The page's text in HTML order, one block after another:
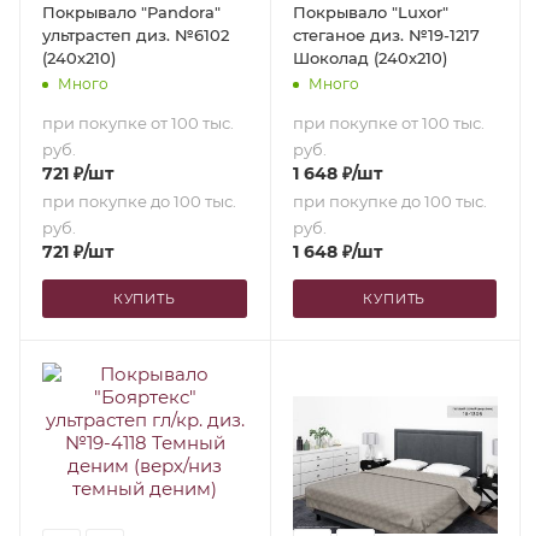
Покрывало "Pandora"
ультрастеп диз. №6102
(240х210)
Много
при покупке от 100 тыс.
руб.
721 ₽/шт
при покупке до 100 тыс.
руб.
721 ₽/шт
КУПИТЬ
Покрывало "Luxor"
стеганое диз. №19-1217
Шоколад (240х210)
Много
при покупке от 100 тыс.
руб.
1 648₽/шт
при покупке до 100 тыс.
руб.
1 648₽/шт
КУПИТЬ